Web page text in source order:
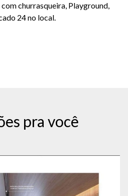
churrasqueira, Playground,
24 no local.
pra você